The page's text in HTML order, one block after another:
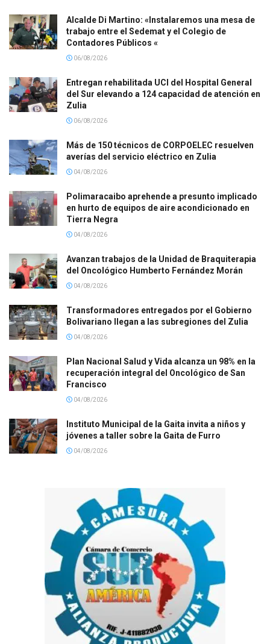
Alcalde Di Martino: «Instalaremos una mesa de
trabajo entre el Sedemat y el Colegio de
Contadores Públicos «
06/08/2026
Entregan rehabilitada UCI del Hospital General
del Sur elevando a 124 capacidad de atención en
Zulia
06/08/2026
Más de 150 técnicos de CORPOELEC resuelven
averías del servicio eléctrico en Zulia
04/08/2026
Polimaracaibo aprehende a presunto implicado
en hurto de equipos de aire acondicionado en
Tierra Negra
04/08/2026
Avanzan trabajos de la Unidad de Braquiterapia
del Oncológico Humberto Fernández Morán
04/08/2026
Transformadores entregados por el Gobierno
Bolivariano llegan a las subregiones del Zulia
04/08/2026
Plan Nacional Salud y Vida alcanza un 98% en la
recuperación integral del Oncológico de San
Francisco
04/08/2026
Instituto Municipal de la Gaita invita a niños y
jóvenes a taller sobre la Gaita de Furro
04/08/2026